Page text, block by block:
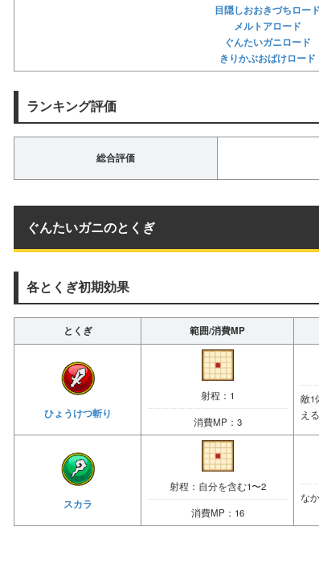
目隠しおおきづちロー
メルトアロード
ぐんたいガニロード
きりかぶおばけロード
ランキング評価
総合評価
ぐんたいガニのとくぎ
各とくぎ初期効果
とくぎ 範囲/消費MP
ひょうけつ斬り
射程：1
消費MP：3
敵1
える
スカラ
射程：自分を含む1〜2
消費MP：16
な